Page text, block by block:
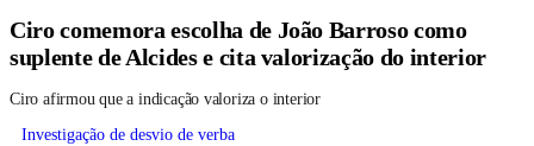
Ciro comemora escolha de João Barroso como
suplente de Alcides e cita valorização do interior
Ciro afirmou que a indicação valoriza o interior
Investigação de desvio de verba